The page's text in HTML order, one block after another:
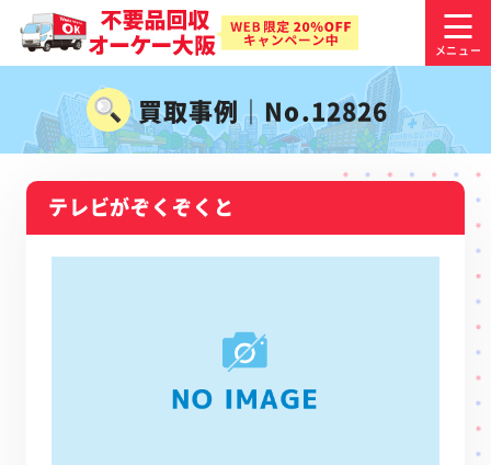
買取事例｜No.12826
テレビがぞくぞくと